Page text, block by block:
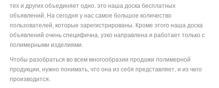
тех и других объединяет одно. это наша доска бесплатных
объявлений. На сегодня у нас самое большое количество
пользователей, которые зарегистрированы. Кроме этого наша доска
объявлений очень специфична, узко направлена и работает только с
полимерными изделиями.
Чтобы разобраться во всем многообразии продажи полимерной
продукции, нужно понимать, что она из себя представляет, и из чего
производится.